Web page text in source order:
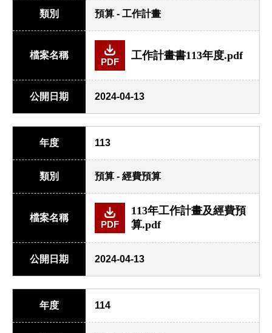
類別 預算 - 工作計畫
檔案名稱
PDF
工作計畫書113年度.pdf
公開日期 2024-04-13
年度 113
類別 預算 - 經費預算
檔案名稱
PDF
113年工作計畫及經費預
算.pdf
公開日期 2024-04-13
年度 114